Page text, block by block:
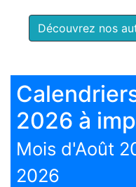
Découvrez nos
2026 à
Mois d'Août
2026